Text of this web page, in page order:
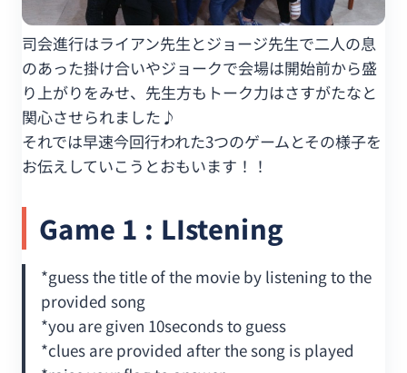
司会進行はライアン先生とジョージ先生で二人の息
のあった掛け合いやジョークで会場は開始前から盛
り上がりをみせ、先生方もトーク力はさすがたなと
関心させられました♪
それでは早速今回行われた3つのゲームとその様子を
お伝えしていこうとおもいます！！
Game 1 : LIstening
*guess the title of the movie by listening to the
provided song
*you are given 10seconds to guess
*clues are provided after the song is played